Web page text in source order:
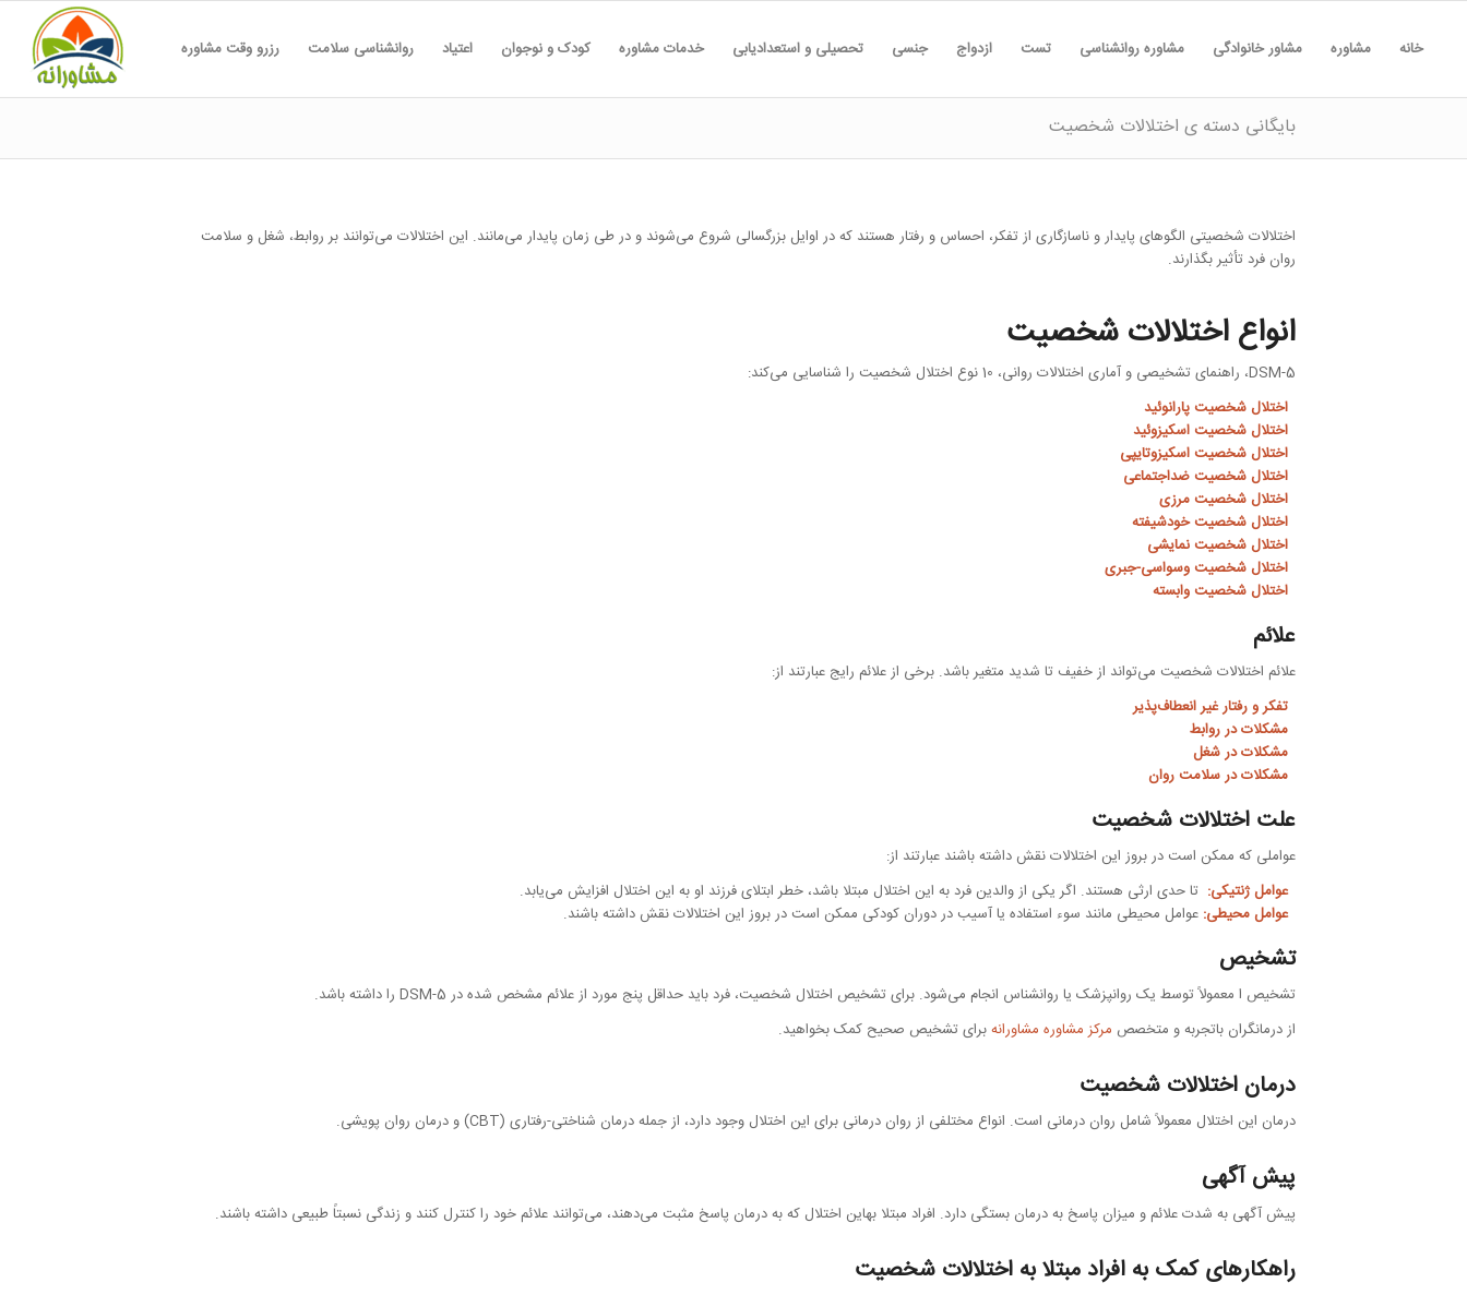
خانه مشاوره مشاور خانوادگی مشاوره روانشناسی تست ازدواج جنسی تحصیلی و استعدادیابی خدمات مشاوره کودک و نوجوان اعتیاد روانشناسی سلامت رزرو وقت مشاوره
بایگانی دسته ی اختلالات شخصیت
اختلالات شخصیتی الگوهای پایدار و ناسازگاری از تفکر، احساس و رفتار هستند که در اوایل بزرگسالی شروع می‌شوند و در طی زمان پایدار می‌مانند. این اختلالات می‌توانند بر روابط، شغل و سلامت
روان فرد تأثیر بگذارند.
انواع اختلالات شخصیت
DSM-5، راهنمای تشخیصی و آماری اختلالات روانی، 10 نوع اختلال شخصیت را شناسایی می‌کند:
اختلال شخصیت پارانوئید
اختلال شخصیت اسکیزوئید
اختلال شخصیت اسکیزوتایپی
اختلال شخصیت ضداجتماعی
اختلال شخصیت مرزی
اختلال شخصیت خودشیفته
اختلال شخصیت نمایشی
اختلال شخصیت وسواسی-جبری
اختلال شخصیت وابسته
علائم
علائم اختلالات شخصیت می‌تواند از خفیف تا شدید متغیر باشد. برخی از علائم رایج عبارتند از:
تفکر و رفتار غیر انعطاف‌پذیر
مشکلات در روابط
مشکلات در شغل
مشکلات در سلامت روان
علت اختلالات شخصیت
عواملی که ممکن است در بروز این اختلالات نقش داشته باشند عبارتند از:
عوامل ژنتیکی: تا حدی ارثی هستند. اگر یکی از والدین فرد به این اختلال مبتلا باشد، خطر ابتلای فرزند او به این اختلال افزایش می‌یابد.
عوامل محیطی: عوامل محیطی مانند سوء استفاده یا آسیب در دوران کودکی ممکن است در بروز این اختلالات نقش داشته باشند.
تشخیص
تشخیص ا معمولاً توسط یک روانپزشک یا روانشناس انجام می‌شود. برای تشخیص اختلال شخصیت، فرد باید حداقل پنج مورد از علائم مشخص شده در DSM-5 را داشته باشد.
از درمانگران باتجربه و متخصص مرکز مشاوره مشاورانهبرای تشخیص صحیح کمک بخواهید.
درمان اختلالات شخصیت
درمان این اختلال معمولاً شامل روان درمانی است. انواع مختلفی از روان درمانی برای این اختلال وجود دارد، از جمله درمان شناختی-رفتاری (CBT) و درمان روان پویشی.
پیش آگهی
پیش آگهی به شدت علائم و میزان پاسخ به درمان بستگی دارد. افراد مبتلا بهاین اختلال که به درمان پاسخ مثبت می‌دهند، می‌توانند علائم خود را کنترل کنند و زندگی نسبتاً طبیعی داشته باشند.
راهکارهای کمک به افراد مبتلا به اختلالات شخصیت